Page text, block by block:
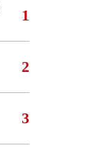
1
2
3